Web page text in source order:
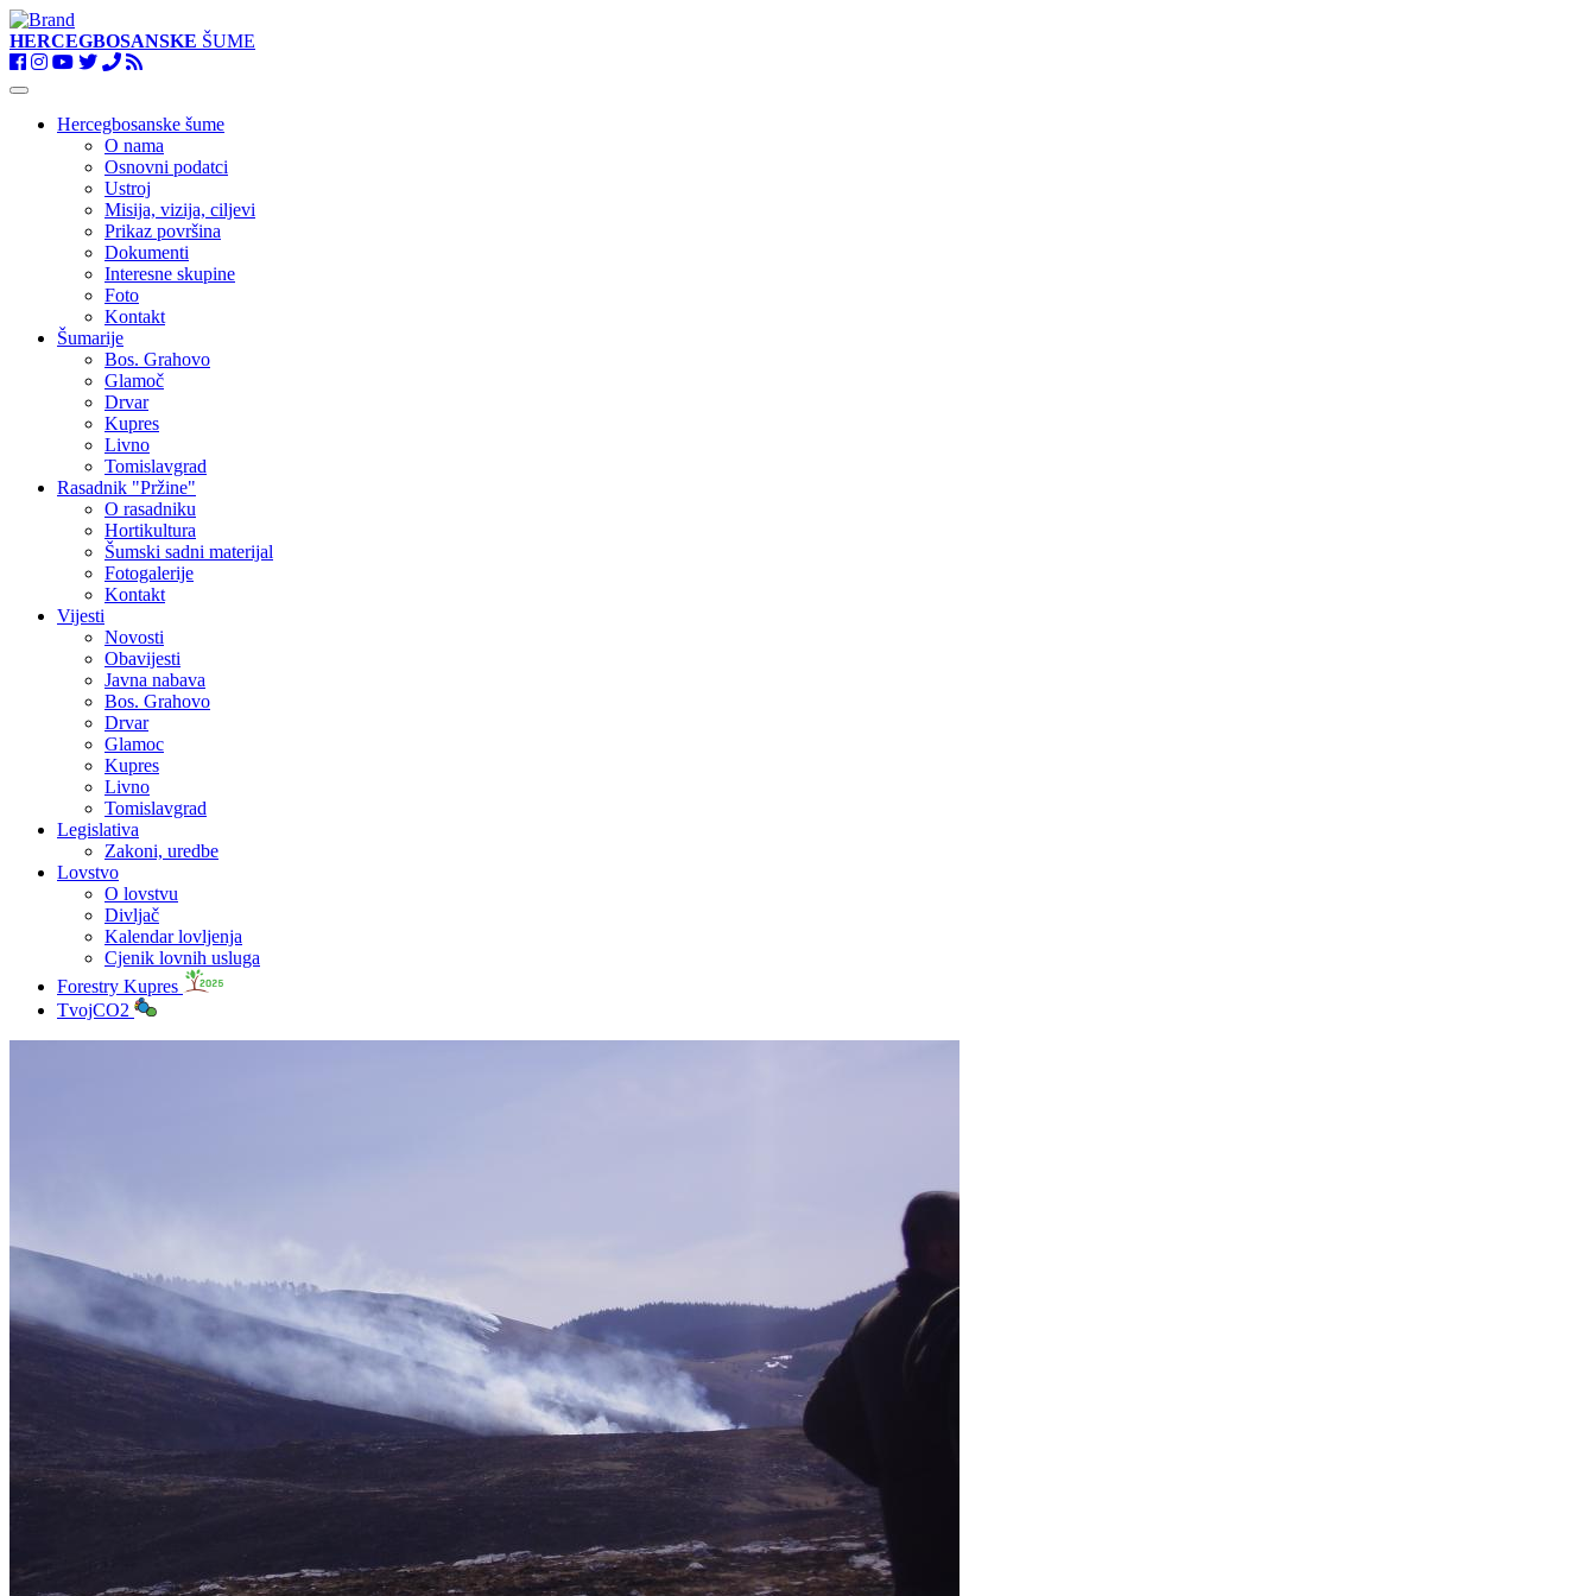
HERCEGBOSANSKE ŠUME
Toggle
navigationHercegbosanske šume
O nama
Osnovni podatci
Ustroj
Misija, vizija, ciljevi
Prikaz površina
Dokumenti
Interesne skupine
Foto
Kontakt
Šumarije
Bos. Grahovo
Glamoč
Drvar
Kupres
Livno
Tomislavgrad
Rasadnik "Pržine"
O rasadniku
Hortikultura
Šumski sadni materijal
Fotogalerije
Kontakt
Vijesti
Novosti
Obavijesti
Javna nabava
Bos. Grahovo
Drvar
Glamoc
Kupres
Livno
Tomislavgrad
Legislativa
Zakoni, uredbe
Lovstvo
O lovstvu
Divljač
Kalendar lovljenja
Cjenik lovnih usluga
Forestry Kupres
TvojCO2